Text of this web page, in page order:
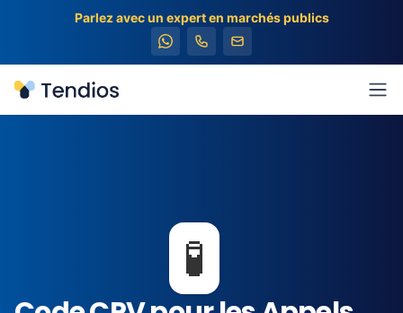
Parlez avec un expert en marchés publics
Tendios
🧪